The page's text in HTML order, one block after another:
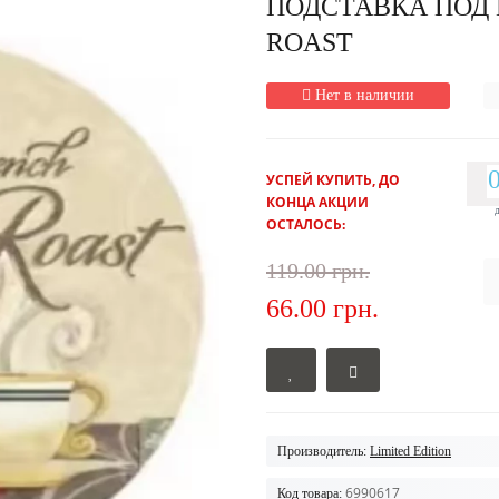
ПОДСТАВКА ПОД
ROAST
Нет в наличии
УСПЕЙ КУПИТЬ, ДО
КОНЦА АКЦИИ
ОСТАЛОСЬ:
9
9
0
0
119.00 грн.
66.00 грн.
Производитель: Limited Edition
Код товара: 6990617